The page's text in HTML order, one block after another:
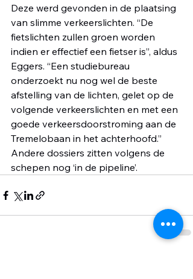
Deze werd gevonden in de plaatsing
van slimme verkeerslichten. “De
fietslichten zullen groen worden
indien er effectief een fietser is”, aldus
Eggers. “Een studiebureau
onderzoekt nu nog wel de beste
afstelling van de lichten, gelet op de
volgende verkeerslichten en met een
goede verkeersdoorstroming aan de
Tremelobaan in het achterhoofd.”
Andere dossiers zitten volgens de
schepen nog ‘in de pipeline’.